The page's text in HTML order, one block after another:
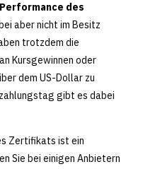
des
aber nicht im Besitz
trotzdem die
Kursgewinnen oder
dem US-Dollar zu
gibt es dabei
Zertifikats ist ein
Sie bei einigen Anbietern